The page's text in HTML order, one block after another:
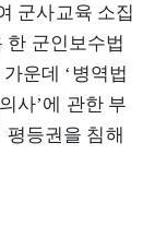
군사교육 소집
한 군인보수법
운데 ‘병역법
사’에 관한 부
평등권을 침해